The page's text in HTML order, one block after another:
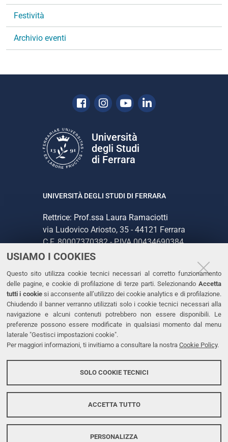
USIAMO I COOKIES
Questo sito utilizza cookie tecnici necessari al corretto funzionamento
delle pagine, e cookie di profilazione di terze parti. Selezionando Accetta
tutti i cookiesi acconsente all’utilizzo dei cookie analytics e di profilazione.
Chiudendo il banner verranno utilizzati solo i cookie tecnici necessari alla
navigazione e alcuni contenuti potrebbero non essere disponibili. Le
preferenze possono essere modificate in qualsiasi momento dal menu
laterale "Gestisci impostazioni cookie".
Per maggiori informazioni, ti invitiamo a consultare la nostra Cookie Policy.
SOLO COOKIE TECNICI
ACCETTA TUTTO
PERSONALIZZA
Festività
Archivio eventi
Facebook
Instagram
YoutubeLinkedin
Università
degli Studi
di Ferrara
UNIVERSITÀ DEGLI STUDI DI FERRARA
Rettrice: Prof.ssa Laura Ramaciotti
via Ludovico Ariosto, 35 - 44121 Ferrara
C.F. 80007370382 - P.IVA 00434690384
CONTATTI
Tel. +39 0532 293111
Fax. +39 0532 293031
PEC
LINKS
Accessibilità
Protezione dati personali